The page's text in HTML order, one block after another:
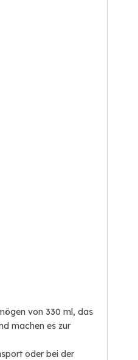
von 330 ml, das
machen es zur
oder bei der